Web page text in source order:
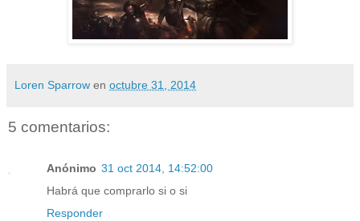
Loren Sparrow en octubre 31, 2014
5 comentarios:
Anónimo 31 oct 2014, 14:52:00
Habrá que comprarlo si o si
Responder